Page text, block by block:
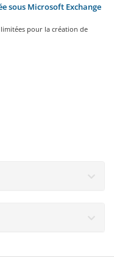
sous Microsoft Exchange
limitées pour la création de